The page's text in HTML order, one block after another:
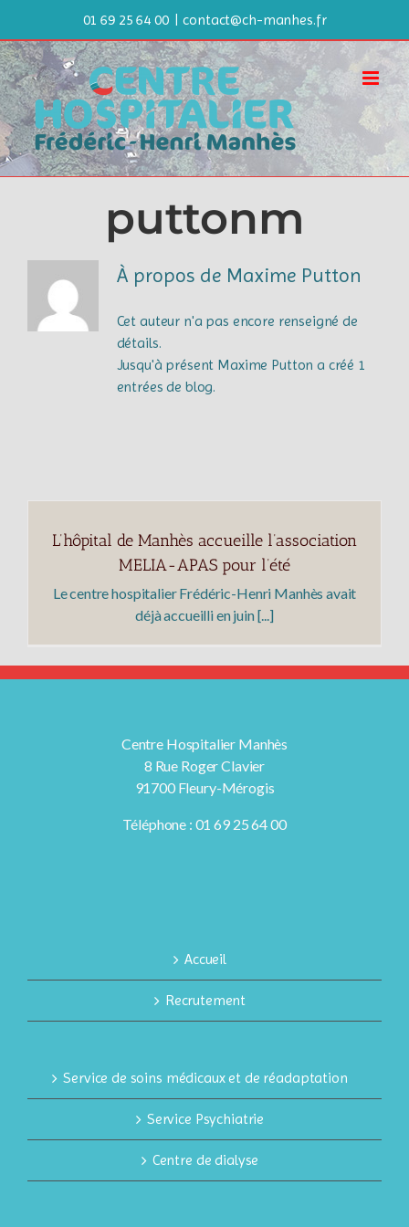
contenu
01 69 25 64 00 | contact@ch-manhes.fr
puttonm
À propos de Maxime Putton
Cet auteur n'a pas encore renseigné de
détails.
Jusqu'à présent Maxime Putton a créé 1
entrées de blog.
L’hôpital de Manhès accueille l’association
MELIA-APAS pour l’été
Le centre hospitalier Frédéric-Henri Manhès avait
déjà accueilli en juin [...]
Centre Hospitalier Manhès
8 Rue Roger Clavier
91700 Fleury-Mérogis
Téléphone : 01 69 25 64 00
Accueil
Recrutement
Service de soins médicaux et de réadaptation
Service Psychiatrie
Centre de dialyse